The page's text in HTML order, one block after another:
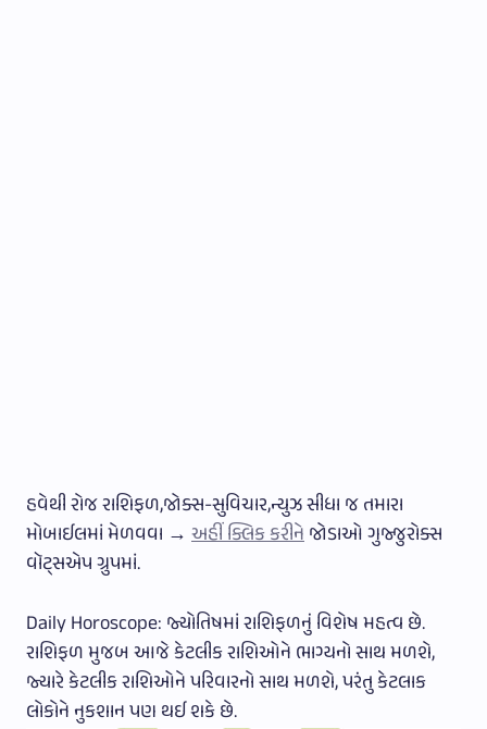
હવેથી રોજ રાશિફળ,જોક્સ-સુવિચાર,ન્યુઝ સીધા જ તમારા
મોબાઈલમાં મેળવવા → અહીં ક્લિક કરીનેજોડાઓ ગુજ્જુરોક્સ
વૉટ્સએપ ગ્રુપમાં.
Daily Horoscope: જ્યોતિષમાં રાશિફળનું વિશેષ મહત્વ છે.
રાશિફળ મુજબ આજે કેટલીક રાશિઓને ભાગ્યનો સાથ મળશે,
જ્યારે કેટલીક રાશિઓને પરિવારનો સાથ મળશે, પરંતુ કેટલાક
લોકોને નુકશાન પણ થઈ શકે છે.